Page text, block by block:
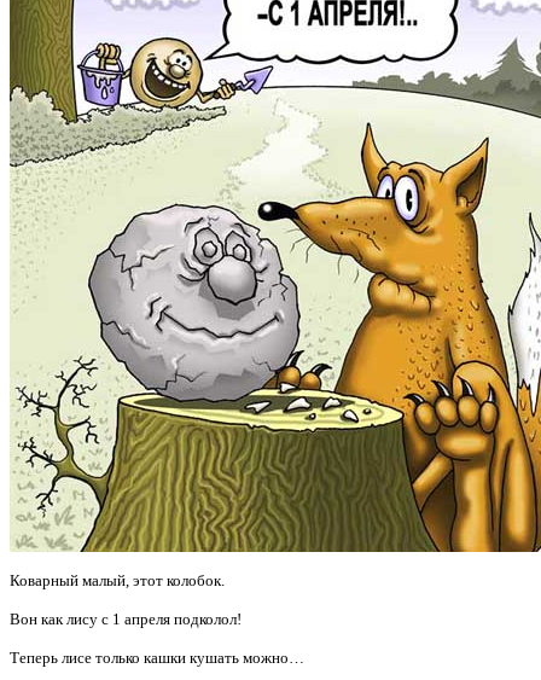
Коварный малый, этот колобок.
Вон как лису с 1 апреля подколол!
Теперь лисе только кашки кушать можно…